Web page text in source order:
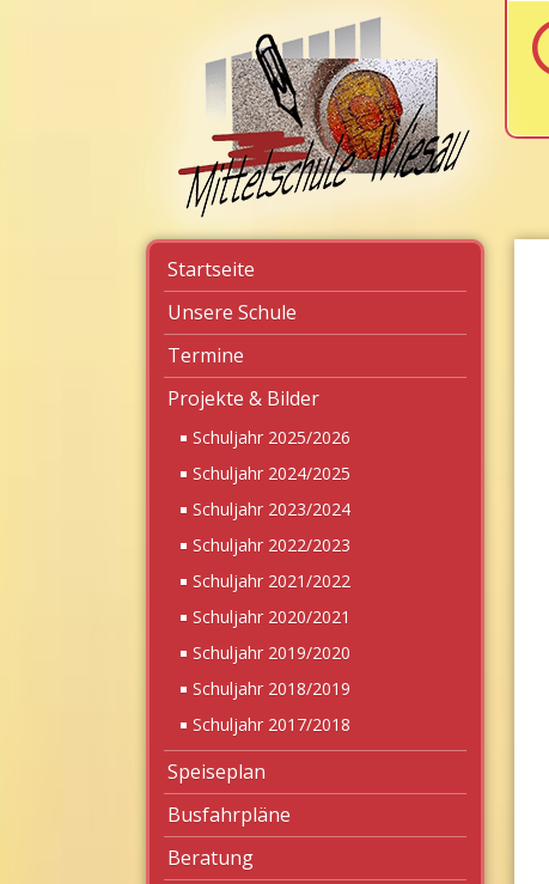
Navigation
überspringen
Startseite
Unsere Schule
Termine
Projekte & Bilder
Schuljahr 2025/2026
Schuljahr 2024/2025
Schuljahr 2023/2024
Schuljahr 2022/2023
Schuljahr 2021/2022
Schuljahr 2020/2021
Schuljahr 2019/2020
Schuljahr 2018/2019
Schuljahr 2017/2018
Speiseplan
Busfahrpläne
Beratung